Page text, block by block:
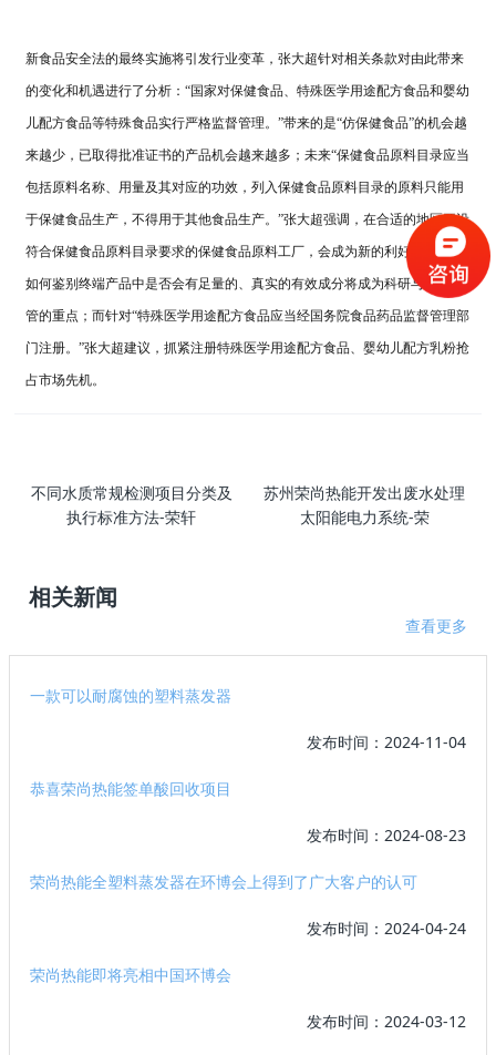
新食品安全法的最终实施将引发行业变革，张大超针对相关条款对由此带来
的变化和机遇进行了分析：“国家对保健食品、特殊医学用途配方食品和婴幼
儿配方食品等特殊食品实行严格监督管理。”带来的是“仿保健食品”的机会越
来越少，已取得批准证书的产品机会越来越多；未来“保健食品原料目录应当
包括原料名称、用量及其对应的功效，列入保健食品原料目录的原料只能用
于保健食品生产，不得用于其他食品生产。”张大超强调，在合适的地区开设
符合保健食品原料目录要求的保健食品原料工厂，会成为新的利好；同时，
如何鉴别终端产品中是否会有足量的、真实的有效成分将成为科研与市场监
管的重点；而针对“特殊医学用途配方食品应当经国务院食品药品监督管理部
门注册。”张大超建议，抓紧注册特殊医学用途配方食品、婴幼儿配方乳粉抢
占市场先机。
不同水质常规检测项目分类及
执行标准方法-荣轩
苏州荣尚热能开发出废水处理
太阳能电力系统-荣
相关新闻
查看更多
一款可以耐腐蚀的塑料蒸发器
发布时间：2024-11-04
恭喜荣尚热能签单酸回收项目
发布时间：2024-08-23
荣尚热能全塑料蒸发器在环博会上得到了广大客户的认可
发布时间：2024-04-24
荣尚热能即将亮相中国环博会
发布时间：2024-03-12